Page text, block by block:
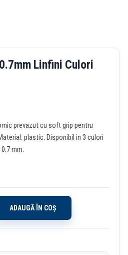
Linfini Culori
prevazut cu soft grip pentru
plastic. Disponibil in 3 culori
mm.
ADAUGĂ ÎN COȘ